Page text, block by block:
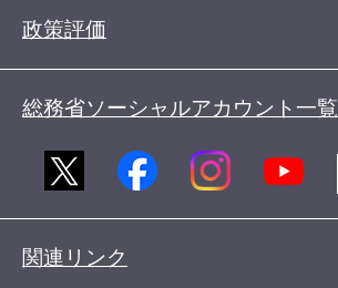
政策評価
総務省ソーシャルアカウント一覧
関連リンク